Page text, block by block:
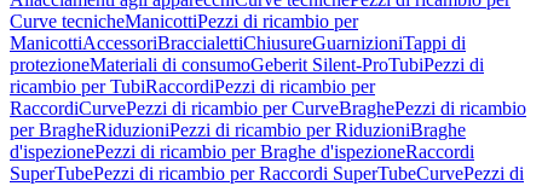
Curve tecnicheManicottiPezzi di ricambio per
ManicottiAccessoriBraccialettiChiusureGuarnizioniTappi di
protezioneMateriali di consumoGeberit Silent-ProTubiPezzi di
ricambio per TubiRaccordiPezzi di ricambio per
RaccordiCurvePezzi di ricambio per CurveBraghePezzi di ricambio
per BragheRiduzioniPezzi di ricambio per RiduzioniBraghe
d'ispezionePezzi di ricambio per Braghe d'ispezioneRaccordi
SuperTubePezzi di ricambio per Raccordi SuperTubeCurvePezzi di